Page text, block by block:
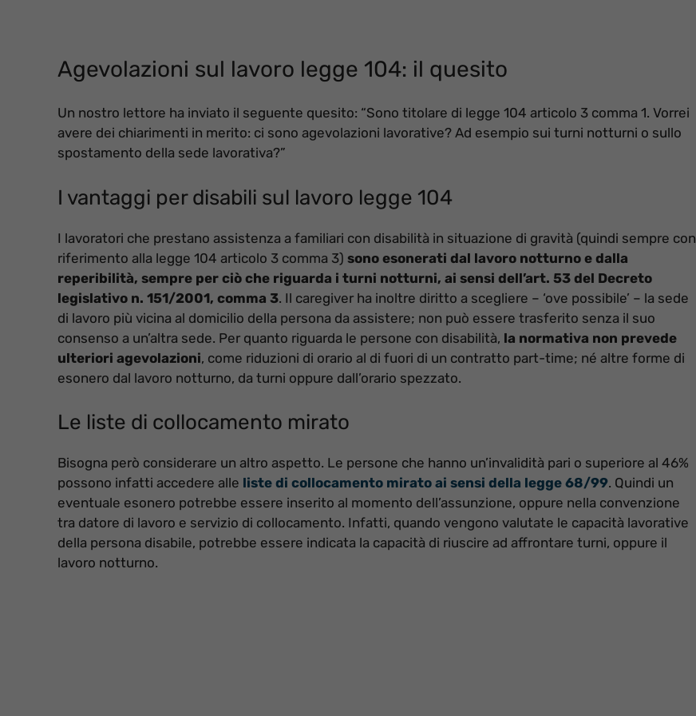
Agevolazioni sul lavoro legge 104: il quesito
Un nostro lettore ha inviato il seguente quesito: “Sono titolare di legge 104 articolo 3 comma 1. Vorrei
avere dei chiarimenti in merito: ci sono agevolazioni lavorative? Ad esempio sui turni notturni o sullo
spostamento della sede lavorativa?”
I vantaggi per disabili sul lavoro legge 104
I lavoratori che prestano assistenza a familiari con disabilità in situazione di gravità (quindi sempre con
riferimento alla legge 104 articolo 3 comma 3) sono esonerati dal lavoro notturno e dalla
reperibilità, sempre per ciò che riguarda i turni notturni, ai sensi dell’art. 53 del Decreto
legislativo n. 151/2001, comma 3. Il caregiver ha inoltre diritto a scegliere – ‘ove possibile’ – la sede
di lavoro più vicina al domicilio della persona da assistere; non può essere trasferito senza il suo
consenso a un’altra sede. Per quanto riguarda le persone con disabilità, la normativa non prevede
ulteriori agevolazioni, come riduzioni di orario al di fuori di un contratto part-time; né altre forme di
esonero dal lavoro notturno, da turni oppure dall’orario spezzato.
Le liste di collocamento mirato
Bisogna però considerare un altro aspetto. Le persone che hanno un’invalidità pari o superiore al 46%
possono infatti accedere alle liste di collocamento mirato ai sensi della legge 68/99. Quindi un
eventuale esonero potrebbe essere inserito al momento dell’assunzione, oppure nella convenzione
tra datore di lavoro e servizio di collocamento. Infatti, quando vengono valutate le capacità lavorative
della persona disabile, potrebbe essere indicata la capacità di riuscire ad affrontare turni, oppure il
lavoro notturno.